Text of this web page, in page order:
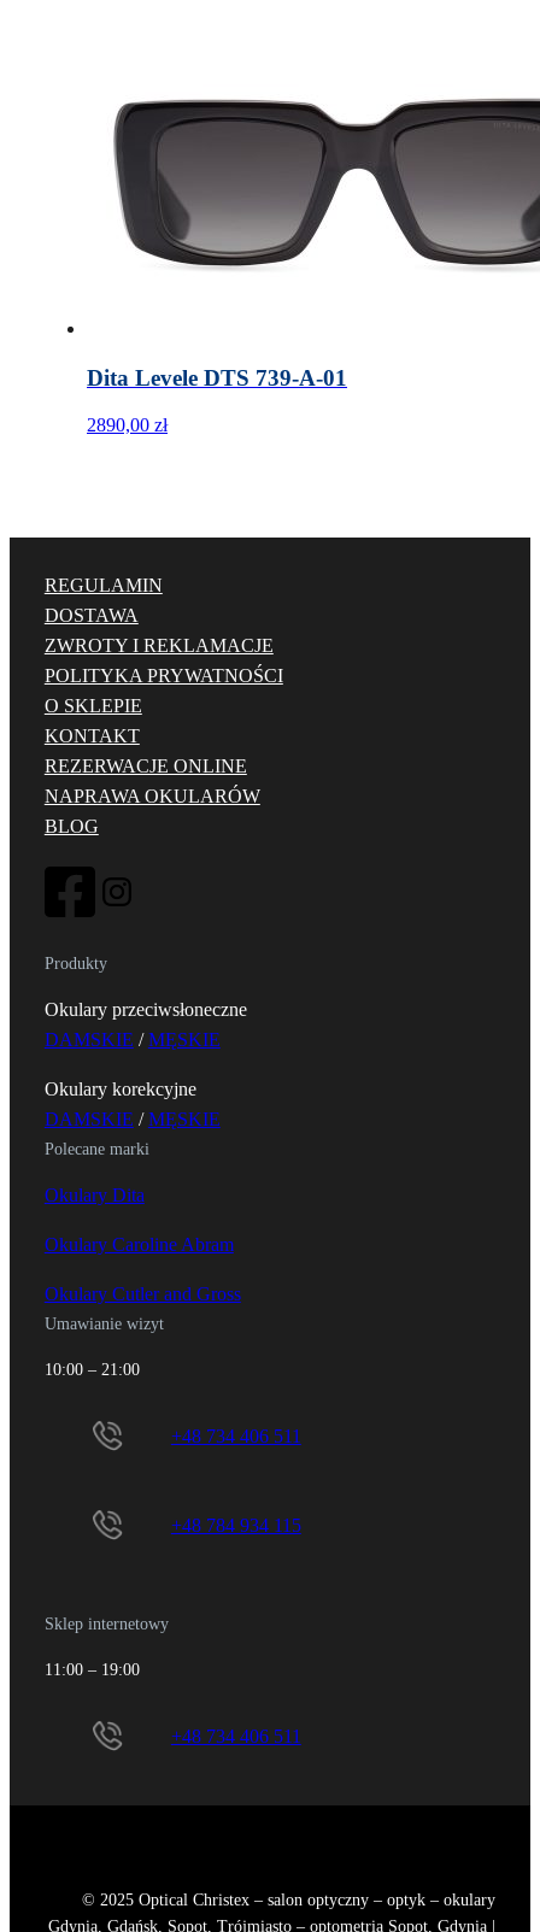
Dita Levele DTS 739-A-01
2890,00 zł
REGULAMIN
DOSTAWA
ZWROTY I REKLAMACJE
POLITYKA PRYWATNOŚCI
O SKLEPIE
KONTAKT
REZERWACJE ONLINE
NAPRAWA OKULARÓW
BLOG
Produkty
Okulary przeciwsłoneczne
DAMSKIE /MĘSKIE
Okulary korekcyjne
DAMSKIE /MĘSKIE
Polecane marki
Okulary Dita
Okulary Caroline Abram
Okulary Cutler and Gross
Umawianie wizyt
10:00 – 21:00
+48 734 406 511
+48 784 934 115
Sklep internetowy
11:00 – 19:00
+48 734 406 511
© 2025 Optical Christex – salon optyczny – optyk – okulary
Gdynia, Gdańsk, Sopot, Trójmiasto – optometria Sopot, Gdynia |